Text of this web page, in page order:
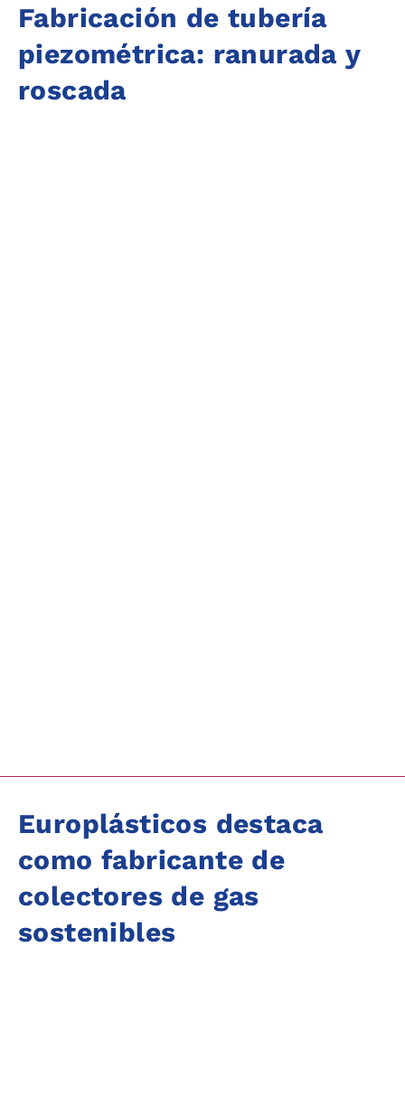
Fabricación de tubería
piezométrica: ranurada y
roscada
Europlásticos destaca
como fabricante de
colectores de gas
sostenibles